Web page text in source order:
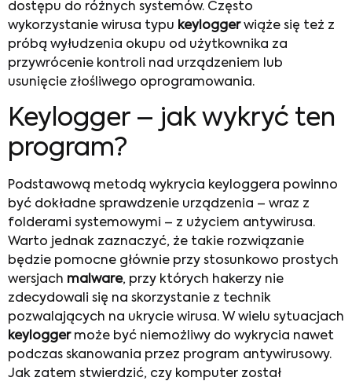
dostępu do różnych systemów. Często
wykorzystanie wirusa typu keyloggerwiąże się też z
próbą wyłudzenia okupu od użytkownika za
przywrócenie kontroli nad urządzeniem lub
usunięcie złośliwego oprogramowania.
Keylogger – jak wykryć ten
program?
Podstawową metodą wykrycia keyloggera powinno
być dokładne sprawdzenie urządzenia – wraz z
folderami systemowymi – z użyciem antywirusa.
Warto jednak zaznaczyć, że takie rozwiązanie
będzie pomocne głównie przy stosunkowo prostych
wersjach malware, przy których hakerzy nie
zdecydowali się na skorzystanie z technik
pozwalających na ukrycie wirusa. W wielu sytuacjach
keyloggermoże być niemożliwy do wykrycia nawet
podczas skanowania przez program antywirusowy.
Jak zatem stwierdzić, czy komputer został